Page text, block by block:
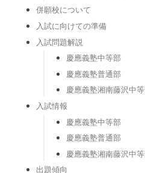
併願校について
入試に向けての準備
入試問題解説
慶應義塾中等部
慶應義塾普通部
慶應義塾湘南藤沢中
入試情報
慶應義塾中等部
慶應義塾普通部
慶應義塾湘南藤沢中
出題傾向